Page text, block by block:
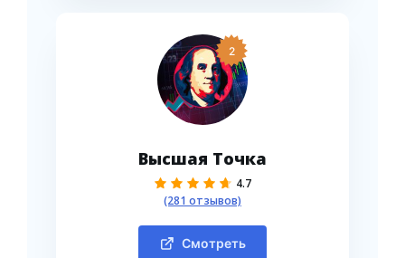
2
Высшая Точка
4.7
(281 отзывов)
Смотреть